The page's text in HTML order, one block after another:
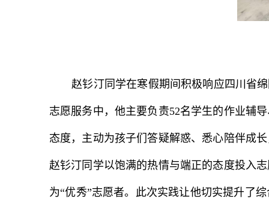
赵钐汀同学在寒假期间积极响应四川省
志愿服务中，他主要负责52名学生的作业辅
态度，主动为孩子们答疑解惑、悉心陪伴成
赵钐汀同学以饱满的热情与端正的态度投入
为“优秀”志愿者。此次实践让他切实提升了